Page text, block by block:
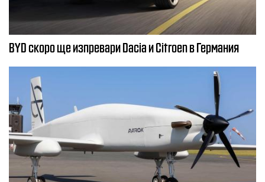
BYD скоро ще изпревари Dacia и Citroеn в Германия